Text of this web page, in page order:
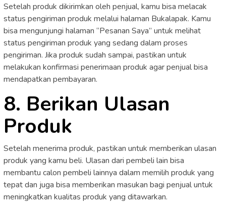
Setelah produk dikirimkan oleh penjual, kamu bisa melacak
status pengiriman produk melalui halaman Bukalapak. Kamu
bisa mengunjungi halaman “Pesanan Saya” untuk melihat
status pengiriman produk yang sedang dalam proses
pengiriman. Jika produk sudah sampai, pastikan untuk
melakukan konfirmasi penerimaan produk agar penjual bisa
mendapatkan pembayaran.
8. Berikan Ulasan
Produk
Setelah menerima produk, pastikan untuk memberikan ulasan
produk yang kamu beli. Ulasan dari pembeli lain bisa
membantu calon pembeli lainnya dalam memilih produk yang
tepat dan juga bisa memberikan masukan bagi penjual untuk
meningkatkan kualitas produk yang ditawarkan.